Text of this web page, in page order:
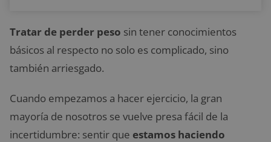
Tratar de perder peso sin tener conocimientos
básicos al respecto no solo es complicado, sino
también arriesgado.
Cuando empezamos a hacer ejercicio, la gran
mayoría de nosotros se vuelve presa fácil de la
incertidumbre: sentir que estamos haciendo